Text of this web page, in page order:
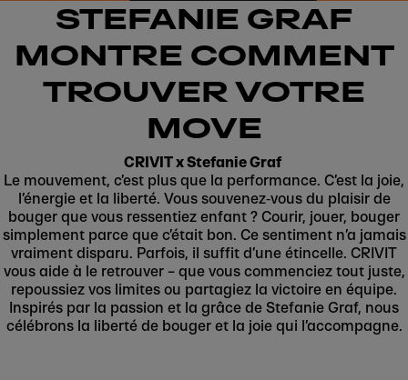
STEFANIE GRAF
MONTRE COMMENT
TROUVER VOTRE
MOVE
CRIVIT x Stefanie Graf
Le mouvement, c’est plus que la performance. C’est la joie,
l’énergie et la liberté. Vous souvenez‑vous du plaisir de
bouger que vous ressentiez enfant ? Courir, jouer, bouger
simplement parce que c’était bon. Ce sentiment n’a jamais
vraiment disparu. Parfois, il suffit d’une étincelle. CRIVIT
vous aide à le retrouver – que vous commenciez tout juste,
repoussiez vos limites ou partagiez la victoire en équipe.
Inspirés par la passion et la grâce de Stefanie Graf, nous
célébrons la liberté de bouger et la joie qui l’accompagne.